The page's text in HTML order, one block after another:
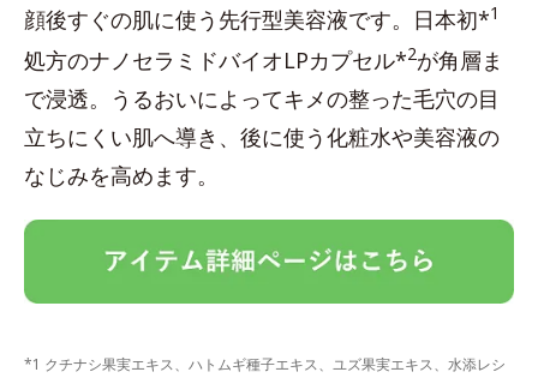
顔後すぐの肌に使う先行型美容液です。日本初*1
処方のナノセラミドバイオLPカプセル*2が角層ま
で浸透。うるおいによってキメの整った毛穴の目
立ちにくい肌へ導き、後に使う化粧水や美容液の
なじみを高めます。
*1 クチナシ果実エキス、ハトムギ種子エキス、ユズ果実エキス、水添レシ